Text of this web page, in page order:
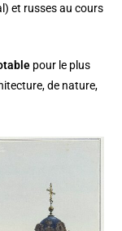
et russes au cours
pour le plus
de nature,